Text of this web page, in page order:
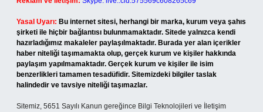
Yasal Uyarı: Bu internet sitesi, herhangi bir marka, kurum veya şahıs
şirketi ile hiçbir bağlantısı bulunmamaktadır. Sitede yalnızca kendi
hazırladığımız makaleler paylaşılmaktadır. Burada yer alan içerikler
haber niteliği taşımamakta olup, gerçek kurum ve kişiler hakkında
paylaşım yapılmamaktadır. Gerçek kurum ve kişiler ile isim
benzerlikleri tamamen tesadüfidir. Sitemizdeki bilgiler taslak
halindedir ve tavsiye niteliği taşımazlar.
Sitemiz, 5651 Sayılı Kanun gereğince Bilgi Teknolojileri ve İletişim